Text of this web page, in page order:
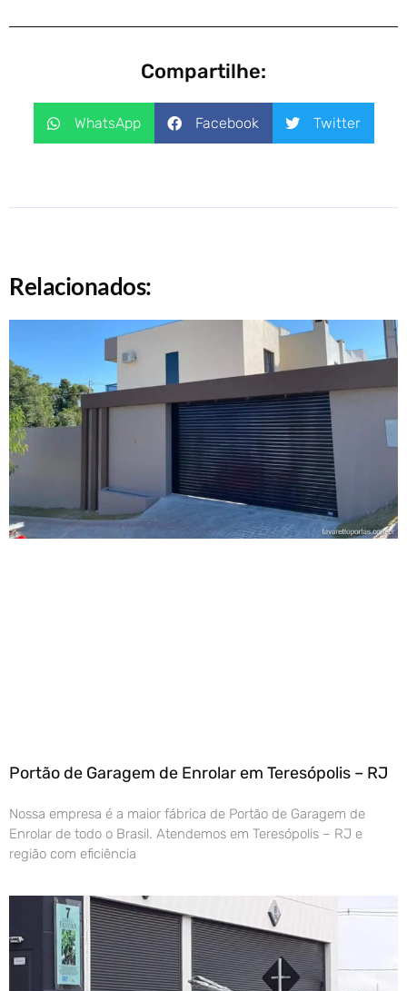
Compartilhe:
WhatsApp Facebook Twitter
Relacionados:
Portão de Garagem de Enrolar em Teresópolis – RJ
Nossa empresa é a maior fábrica de Portão de Garagem de
Enrolar de todo o Brasil. Atendemos em Teresópolis – RJ e
região com eficiência